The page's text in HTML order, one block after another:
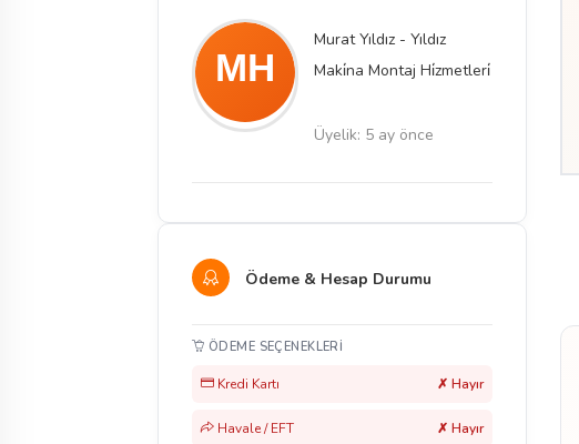
Murat Yıldız - Yıldız
Maki̇na Montaj Hi̇zmetleri̇
Üyelik: 5 ay önce
Ödeme & Hesap Durumu
ÖDEME SEÇENEKLERI
Kredi Kartı ✗ Hayır
Havale / EFT ✗ Hayır